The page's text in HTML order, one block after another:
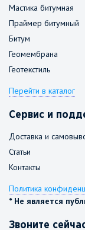
Мастика битумная
Праймер битумный
Битум
Геомембрана
Геотекстиль
Перейти в каталог
Сервис и
Доставка и
Статьи
Контакты
Политика
* Не является
Звоните